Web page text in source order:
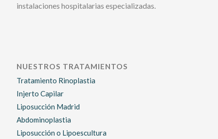
instalaciones hospitalarias especializadas.
NUESTROS TRATAMIENTOS
Tratamiento Rinoplastia
Injerto Capilar
Liposucción Madrid
Abdominoplastia
Liposucción o Lipoescultura